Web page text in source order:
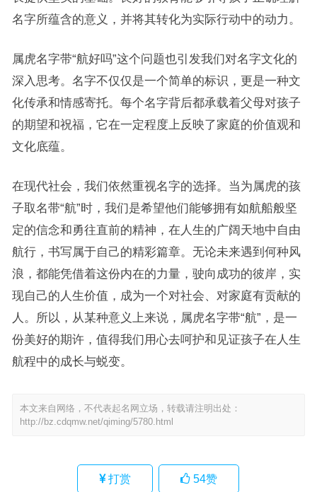
名字所蕴含的意义，并将其转化为实际行动中的动力。
属虎名字带“航好吗”这个问题也引发我们对名字文化的
深入思考。名字不仅仅是一个简单的标识，更是一种文
化传承和情感寄托。每个名字背后都承载着父母对孩子
的期望和祝福，它在一定程度上反映了家庭的价值观和
文化底蕴。
在现代社会，我们依然重视名字的选择。当为属虎的孩
子取名带“航”时，我们是希望他们能够拥有如航船般坚
定的信念和勇往直前的精神，在人生的广阔天地中自由
航行，书写属于自己的精彩篇章。无论未来遇到何种风
浪，都能凭借着这份内在的力量，驶向成功的彼岸，实
现自己的人生价值，成为一个对社会、对家庭有贡献的
人。所以，从某种意义上来说，属虎名字带“航”，是一
份美好的期许，值得我们用心去呵护和见证孩子在人生
航程中的成长与蜕变。
本文来自网络，不代表起名网立场，转载请注明出处：
http://bz.cdqmw.net/qiming/5780.html
打赏 54赞